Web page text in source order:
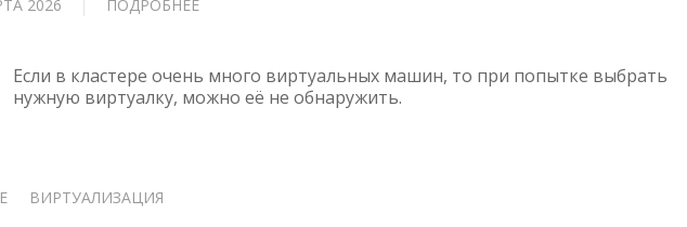
2026 ПОДРОБНЕЕ
EXEC
—
Если в кластере очень много виртуальных машин, то при попытке выбрать
нужную виртуалку, можно её не обнаружить.
ВИРТУАЛИЗАЦИЯ